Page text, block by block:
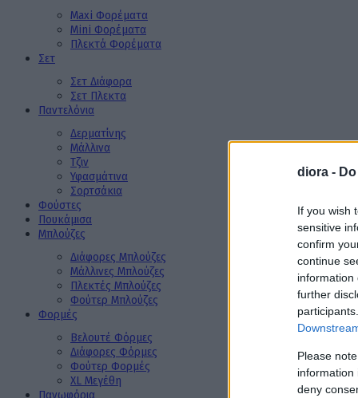
diora -
If you wish
sensitive
confirm
continue
information
further
Please
information
deny
Maxi Φορέματα
Mini Φορέματα
Πλεκτά Φορέματα
Σετ
Σετ Διάφορα
Σετ Πλεκτα
Παντελόνια
Δερματίνης
Μάλλινα
Τζιν
Υφασμάτινα
Σορτσάκια
Φούστες
Πουκάμισα
Μπλούζες
Διάφορες Μπλούζες
Μάλλινες Μπλούζες
Πλεκτές Μπλούζες
Φούτερ Μπλούζες
Φορμές
Βελουτέ Φόρμες
Διάφορες Φόρμες
Φούτερ Φορμές
XL Μεγέθη
Πανωφόρια